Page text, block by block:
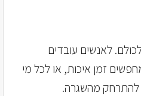
לאנשים עובדים
זמן איכות, או לכל מי
להתרחק מהשגרה.